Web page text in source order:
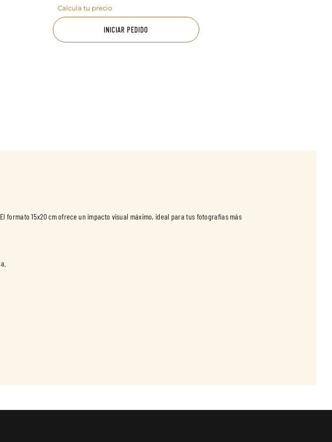
Calcula tu precio
INICIAR PEDIDO
formato 15x20 cm ofrece un impacto visual máximo, ideal para tus fotografías más